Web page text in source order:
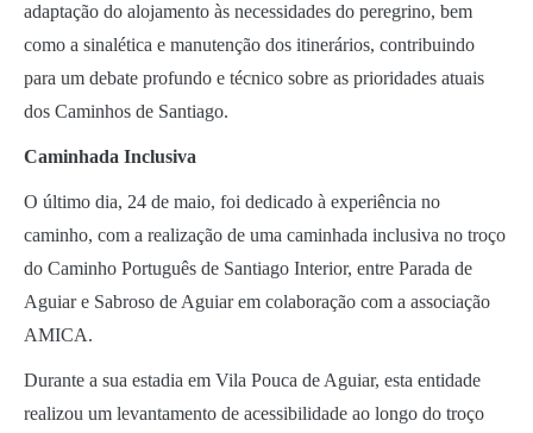
adaptação do alojamento às necessidades do peregrino, bem
como a sinalética e manutenção dos itinerários, contribuindo
para um debate profundo e técnico sobre as prioridades atuais
dos Caminhos de Santiago.
Caminhada Inclusiva
O último dia, 24 de maio, foi dedicado à experiência no
caminho, com a realização de uma caminhada inclusiva no troço
do Caminho Português de Santiago Interior, entre Parada de
Aguiar e Sabroso de Aguiar em colaboração com a associação
AMICA.
Durante a sua estadia em Vila Pouca de Aguiar, esta entidade
realizou um levantamento de acessibilidade ao longo do troço